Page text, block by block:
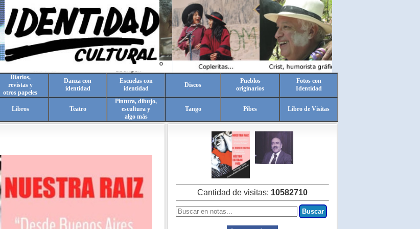
Diarios,
revistas y
otros papeles
Danza con
identidad
Escuelas con
identidad
Discos
Pueblos
originarios
Fotos con
Identidad
Libros Teatro
Pintura, dibujo,
escultura y
algo más
Tango Pibes Libro de Visitas
Cantidad de visitas: 10582710